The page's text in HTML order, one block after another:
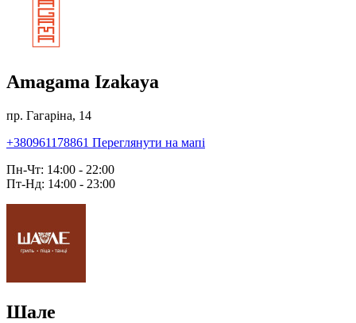
Amagama Izakaya
пр. Гагаріна, 14
+380961178861 Переглянути на мапі
Пн-Чт: 14:00 - 22:00
Пт-Нд: 14:00 - 23:00
Шале